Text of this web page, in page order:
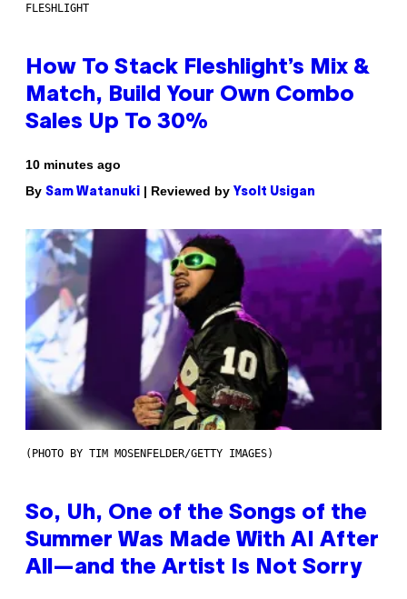
FLESHLIGHT
How To Stack Fleshlight’s Mix &
Match, Build Your Own Combo
Sales Up To 30%
10 minutes ago
By Sam Watanuki | Reviewed by Ysolt Usigan
(PHOTO BY TIM MOSENFELDER/GETTY IMAGES)
So, Uh, One of the Songs of the
Summer Was Made With AI After
All—and the Artist Is Not Sorry